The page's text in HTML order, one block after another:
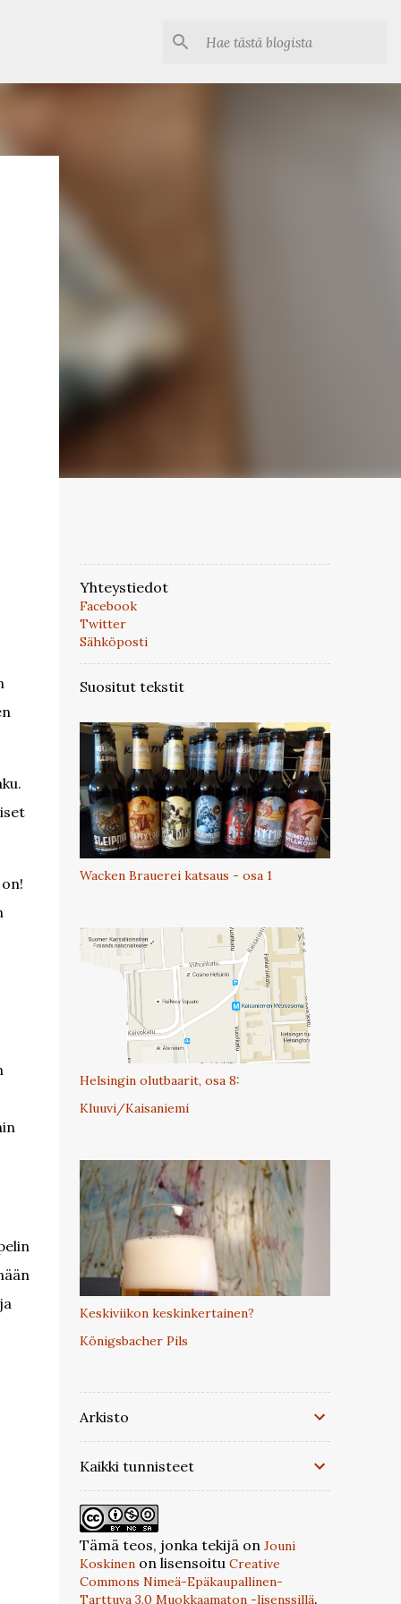
Yhteystiedot
Facebook
Twitter
Sähköposti
Suositut tekstit
Wacken Brauerei katsaus - osa 1
Helsingin olutbaarit, osa 8:
Kluuvi/Kaisaniemi
Keskiviikon keskinkertainen?
Königsbacher Pils
Arkisto
Kaikki tunnisteet
Tämä teos, jonka tekijä on Jouni
Koskinenon lisensoitu Creative
Commons Nimeä-Epäkaupallinen-
Tarttuva 3.0 Muokkaamaton -lisenssillä.